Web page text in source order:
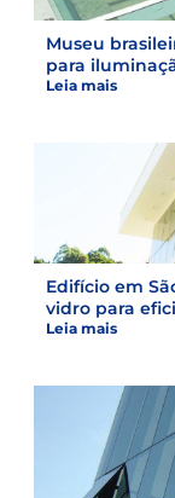
Museu
para
Leia mais
Edifício em
vidro para
Leia mais